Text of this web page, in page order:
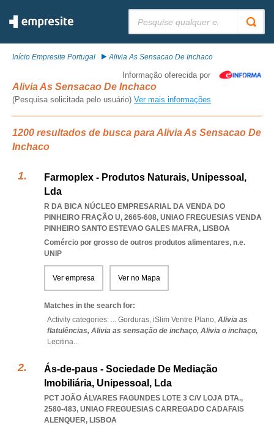
Início Empresite Portugal Alivia As Sensacao De Inchaco
Informação oferecida por
Alivia As Sensacao De Inchaco
(Pesquisa solicitada pelo usuário) Ver mais informações
1200 resultados de busca para Alivia As Sensacao De
Inchaco
Farmoplex - Produtos Naturais, Unipessoal,
Lda
R DA BICA NÚCLEO EMPRESARIAL DA VENDA DO
PINHEIRO FRAÇÃO U, 2665-608, UNIAO FREGUESIAS VENDA
PINHEIRO SANTO ESTEVAO GALES MAFRA, LISBOA
Comércio por grosso de outros produtos alimentares, n.e.
UNIP
Ver empresa Ver no Mapa
Matches in the search for:
Activity categories: ... Gorduras, iSlim Ventre Plano, Alivia as
flatulências, Alivia as sensação de inchaço, Alivia o inchaço,
Lecitina...
Ás-de-paus - Sociedade De Mediação
Imobiliária, Unipessoal, Lda
PCT JOÃO ÁLVARES FAGUNDES LOTE 3 C/V LOJA DTA.,
2580-483, UNIAO FREGUESIAS CARREGADO CADAFAIS
ALENQUER, LISBOA